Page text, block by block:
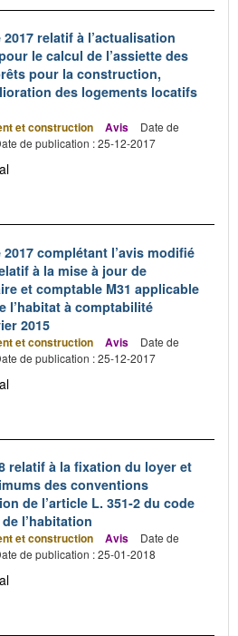
relatif à l’actualisation
le calcul de l’assiette des
pour la construction,
des logements locatifs
et construction Avis
Date de
de publication : 25-12-2017
complétant l’avis modifié
à la mise à jour de
et comptable M31 applicable
l’habitat à comptabilité
2015
et construction Avis
Date de
de publication : 25-12-2017
relatif à la fixation du loyer et
des conventions
de l’article L. 351-2 du code
l’habitation
et construction Avis
Date de
de publication : 25-01-2018